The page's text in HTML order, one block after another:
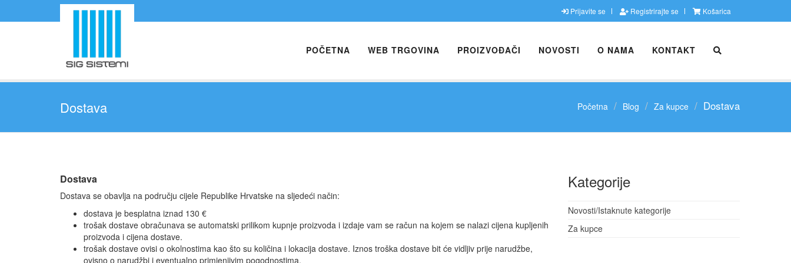
Prijavite se Registrirajte se Košarica
POČETNA WEB TRGOVINA PROIZVOĐAČI NOVOSTI O NAMA KONTAKT
Dostava Početna Blog Za kupce Dostava
Dostava
Dostava se obavlja na području cijele Republike Hrvatske na sljedeći način:
dostava je besplatna iznad 130 €
trošak dostave obračunava se automatski prilikom kupnje proizvoda i izdaje vam se račun na kojem se nalazi cijena kupljenih
proizvoda i cijena dostave.
trošak dostave ovisi o okolnostima kao što su količina i lokacija dostave. Iznos troška dostave bit će vidljiv prije narudžbe,
ovisno o narudžbi i eventualno primjenjivim pogodnostima,
Kategorije
Novosti/Istaknute kategorije
Za kupce